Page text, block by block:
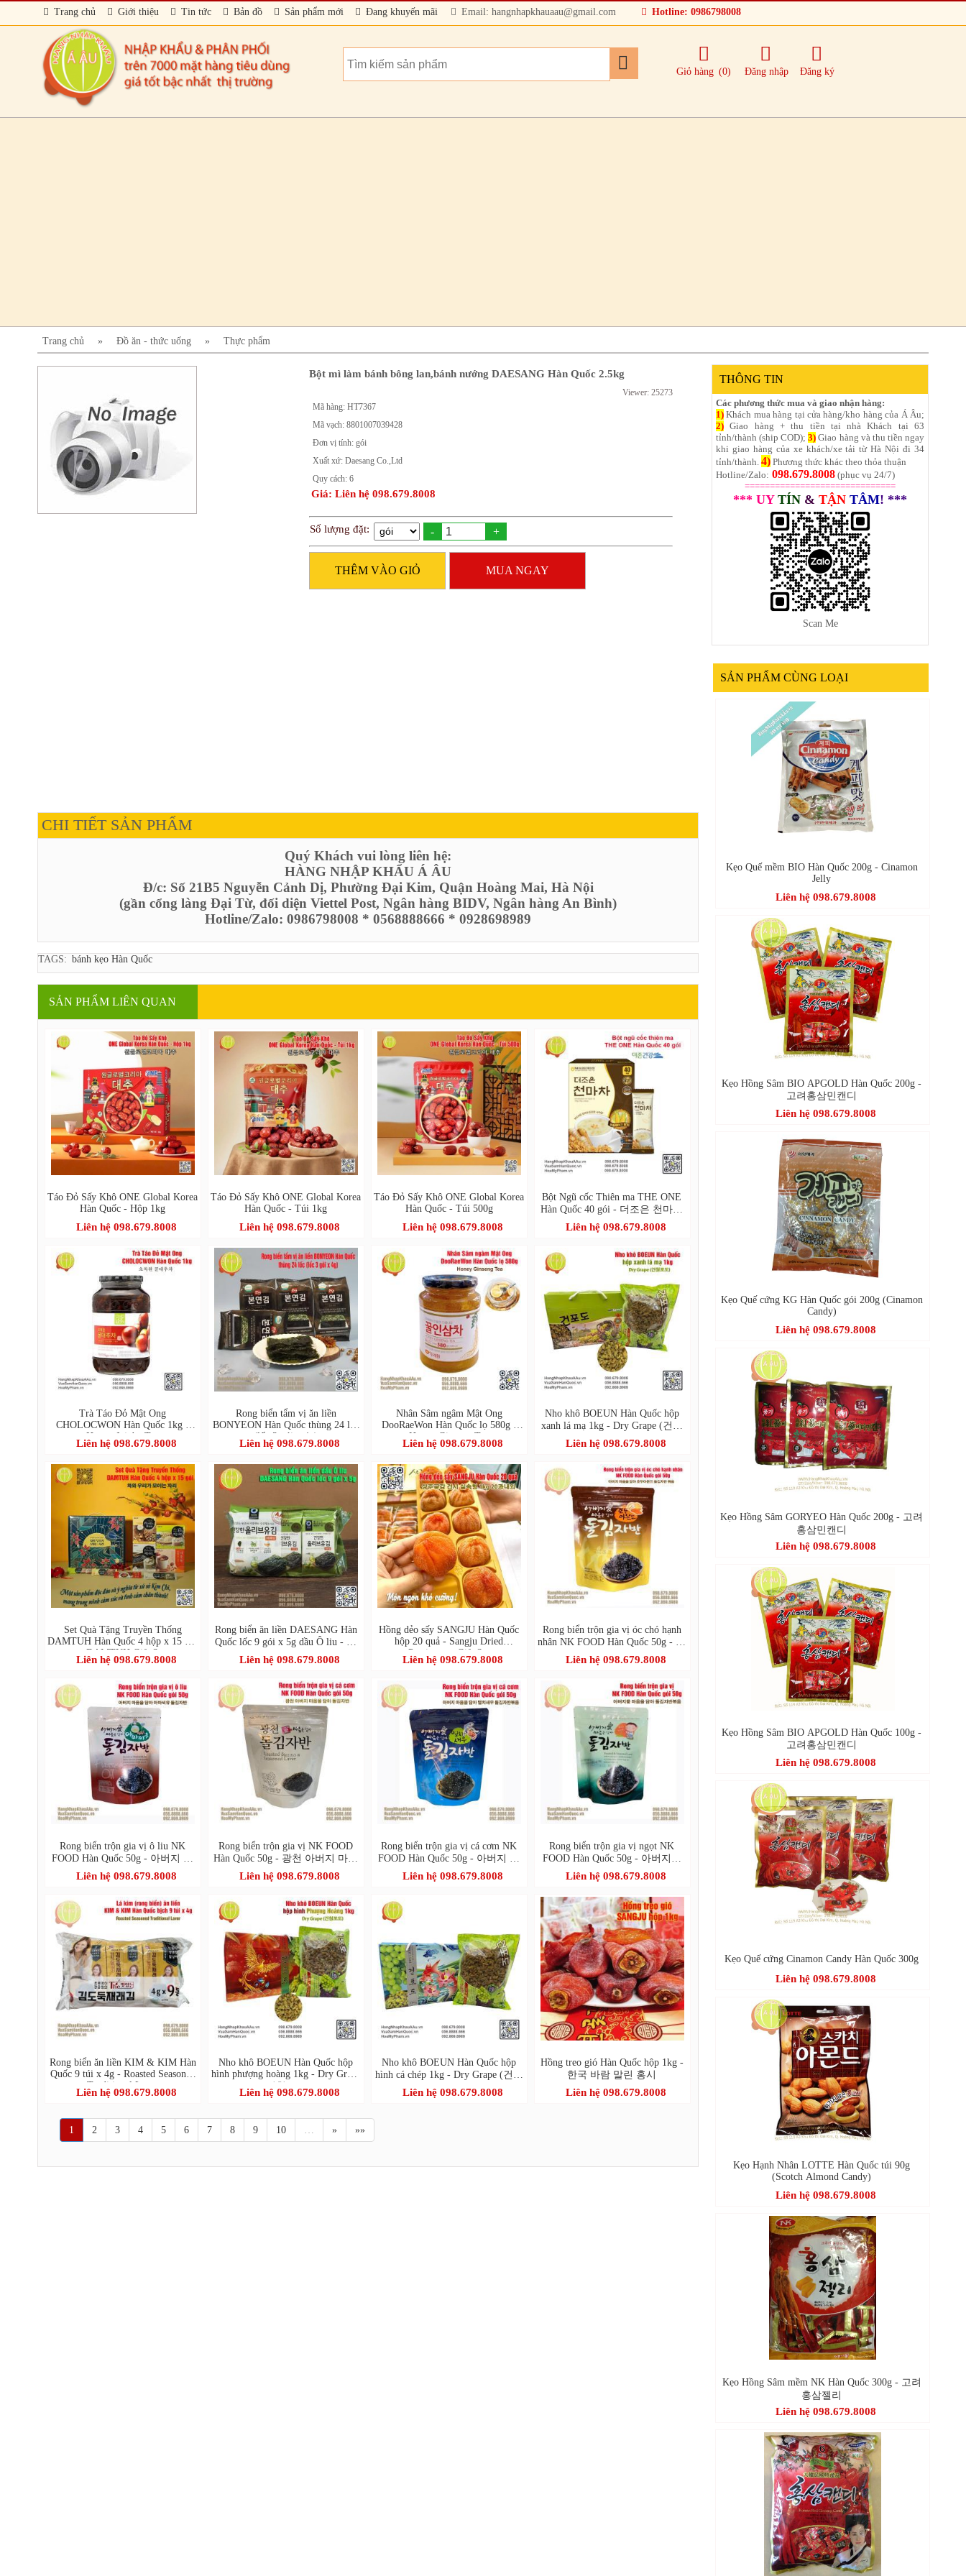
Trang chủ Giới thiệu Tin tức Bản đồ Sản phẩm mới Đang khuyến mãi Email: hangnhapkhauaau@gmail.com Hotline: 0986798008
Giỏ hàng (0) Đăng nhập Đăng ký
Trang chủ » Đồ ăn - thức uống » Thực phẩm
Bột mì làm bánh bông lan,bánh nướng DAESANG Hàn Quốc 2.5kg
Viewer: 25273
Mã hàng: HT7367
Mã vạch: 8801007039428
Đơn vị tính: gói
Xuất xứ: Daesang Co.,Ltd
Quy cách: 6
Giá: Liên hệ 098.679.8008
Số lượng đặt: - +
THÊM VÀO GIỎ MUA NGAY
CHI TIẾT SẢN PHẨM
Quý Khách vui lòng liên hệ:
HÀNG NHẬP KHẨU Á ÂU
Đ/c: Số 21B5 Nguyễn Cảnh Dị, Phường Đại Kim, Quận Hoàng Mai, Hà Nội
(gần cổng làng Đại Từ, đối diện Viettel Post, Ngân hàng BIDV, Ngân hàng An Bình)
Hotline/Zalo: 0986798008 * 0568888666 * 0928698989
TAGS: bánh kẹo Hàn Quốc
SẢN PHẨM LIÊN QUAN
Táo Đỏ Sấy Khô ONE Global Korea
Hàn Quốc - Hộp 1kg
Liên hệ 098.679.8008
Táo Đỏ Sấy Khô ONE Global Korea
Hàn Quốc - Túi 1kg
Liên hệ 098.679.8008
Táo Đỏ Sấy Khô ONE Global Korea
Hàn Quốc - Túi 500g
Liên hệ 098.679.8008
Bột Ngũ cốc Thiên ma THE ONE
Hàn Quốc 40 gói - 더조은 천마차
40포
Liên hệ 098.679.8008
Trà Táo Đỏ Mật Ong
CHOLOCWON Hàn Quốc 1kg -
Honey Jujube Tea
Liên hệ 098.679.8008
Rong biển tẩm vị ăn liền
BONYEON Hàn Quốc thùng 24 lốc
(lốc 3 gói x 4g)
Liên hệ 098.679.8008
Nhân Sâm ngâm Mật Ong
DooRaeWon Hàn Quốc lọ 580g -
Honey Ginseng Tea
Liên hệ 098.679.8008
Nho khô BOEUN Hàn Quốc hộp
xanh lá mạ 1kg - Dry Grape (건청
포도)
Liên hệ 098.679.8008
Set Quà Tặng Truyền Thống
DAMTUH Hàn Quốc 4 hộp x 15 gói
- DAMTUH Gift Set
Liên hệ 098.679.8008
Rong biển ăn liền DAESANG Hàn
Quốc lốc 9 gói x 5g dầu Ô liu - 청
정원 올리브유 재래김
Liên hệ 098.679.8008
Hồng dẻo sấy SANGJU Hàn Quốc
hộp 20 quả - Sangju Dried
Persimmon Gift Set
Liên hệ 098.679.8008
Rong biển trộn gia vị óc chó hạnh
nhân NK FOOD Hàn Quốc 50g - 아
버지 마음을 담아 호두아몬드 돌
김자반 볶음
Liên hệ 098.679.8008
Rong biển trộn gia vị ô liu NK
FOOD Hàn Quốc 50g - 아버지 마
음을 담아 아마씨유 돌김자반
Liên hệ 098.679.8008
Rong biển trộn gia vị NK FOOD
Hàn Quốc 50g - 광천 아버지 마음
을 담아 돌김자반
Liên hệ 098.679.8008
Rong biển trộn gia vị cá cơm NK
FOOD Hàn Quốc 50g - 아버지 마
음을 담아 멸치새우 돌김자반볶음
Liên hệ 098.679.8008
Rong biển trộn gia vị ngọt NK
FOOD Hàn Quốc 50g - 아버지愛
마음을 담아 돌김자반볶음
Liên hệ 098.679.8008
Rong biển ăn liền KIM & KIM Hàn
Quốc 9 túi x 4g - Roasted Seasoned
Traditional Laver
Liên hệ 098.679.8008
Nho khô BOEUN Hàn Quốc hộp
hình phượng hoàng 1kg - Dry Grape
Liên hệ 098.679.8008
Nho khô BOEUN Hàn Quốc hộp
hình cá chép 1kg - Dry Grape (건청
포도)
Liên hệ 098.679.8008
Hồng treo gió Hàn Quốc hộp 1kg -
한국 바람 말린 홍시
Liên hệ 098.679.8008
1 2 3 4 5 6 7 8 9 10 » »»
THÔNG TIN
Các phương thức mua và giao nhận hàng:
1) Khách mua hàng tại cửa hàng/kho hàng của Á Âu;
2) Giao hàng + thu tiền tại nhà Khách tại 63
tỉnh/thành (ship COD);3) Giao hàng và thu tiền ngay
khi giao hàng của xe khách/xe tải từ Hà Nội đi 34
tỉnh/thành. 4) Phương thức khác theo thỏa thuận
Hotline/Zalo: 098.679.8008 (phục vụ 24/7)
==============================
*** UY TÍN & TẬN TÂM! ***
Scan Me
SẢN PHẨM CÙNG LOẠI
Kẹo Quế mềm BIO Hàn Quốc 200g - Cinamon
Jelly
Liên hệ 098.679.8008
Kẹo Hồng Sâm BIO APGOLD Hàn Quốc 200g -
고려홍삼민캔디
Liên hệ 098.679.8008
Kẹo Quế cứng KG Hàn Quốc gói 200g (Cinamon
Candy)
Liên hệ 098.679.8008
Kẹo Hồng Sâm GORYEO Hàn Quốc 200g - 고려
홍삼민캔디
Liên hệ 098.679.8008
Kẹo Hồng Sâm BIO APGOLD Hàn Quốc 100g -
고려홍삼민캔디
Liên hệ 098.679.8008
Kẹo Quế cứng Cinamon Candy Hàn Quốc 300g
Liên hệ 098.679.8008
Kẹo Hạnh Nhân LOTTE Hàn Quốc túi 90g
(Scotch Almond Candy)
Liên hệ 098.679.8008
Kẹo Hồng Sâm mềm NK Hàn Quốc 300g - 고려
홍삼젤리
Liên hệ 098.679.8008